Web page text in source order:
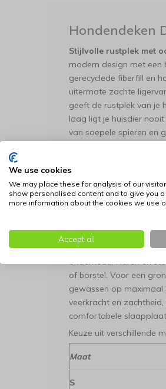
Hondendeken
Stijlvolle rustplek met
modern design met een
gerecyclede fiberfill en
uitermate zachte
geeft de rustplek van je
laag ligt je huisdier
van soepele spieren en
antislip-afwerking aan
hond met een
gladde vloeren zoals
bench. De deken
sterke materiaal is
uitnodigt tot urenlang
Eenvoudig schoon en
onderhoud. Haren en
of borstel. Voor een
gewassen op maximaal
veerkracht en
comfortabele
Keuze uit verschillende
Maat
S
We use cookies
We may place these for analysis of our
show personalised content and to give you
more information about the cookies we use
Accept all